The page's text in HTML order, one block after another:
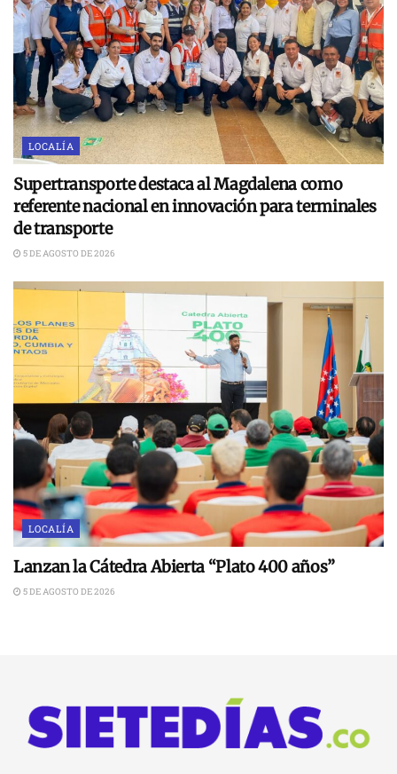
LOCALÍA
Supertransporte destaca al Magdalena como
referente nacional en innovación para terminales
de transporte
5 DE AGOSTO DE 2026
LOCALÍA
Lanzan la Cátedra Abierta “Plato 400 años”
5 DE AGOSTO DE 2026